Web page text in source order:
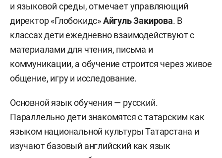
и языковой среды, отмечает управляющий
директор «Глобокидс»Айгуль Закирова. В
классах дети ежедневно взаимодействуют с
материалами для чтения, письма и
коммуникации, а обучение строится через живое
общение, игру и исследование.
Основной язык обучения — русский.
Параллельно дети знакомятся с татарским как
языком национальной культуры Татарстана и
изучают базовый английский как язык